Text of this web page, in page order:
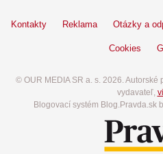
Kontakty Reklama Otázky a
Cookies
© OUR MEDIA SR a. s. 2026.
vydavateľ,
Blogovací systém Blog.Pravda.sk